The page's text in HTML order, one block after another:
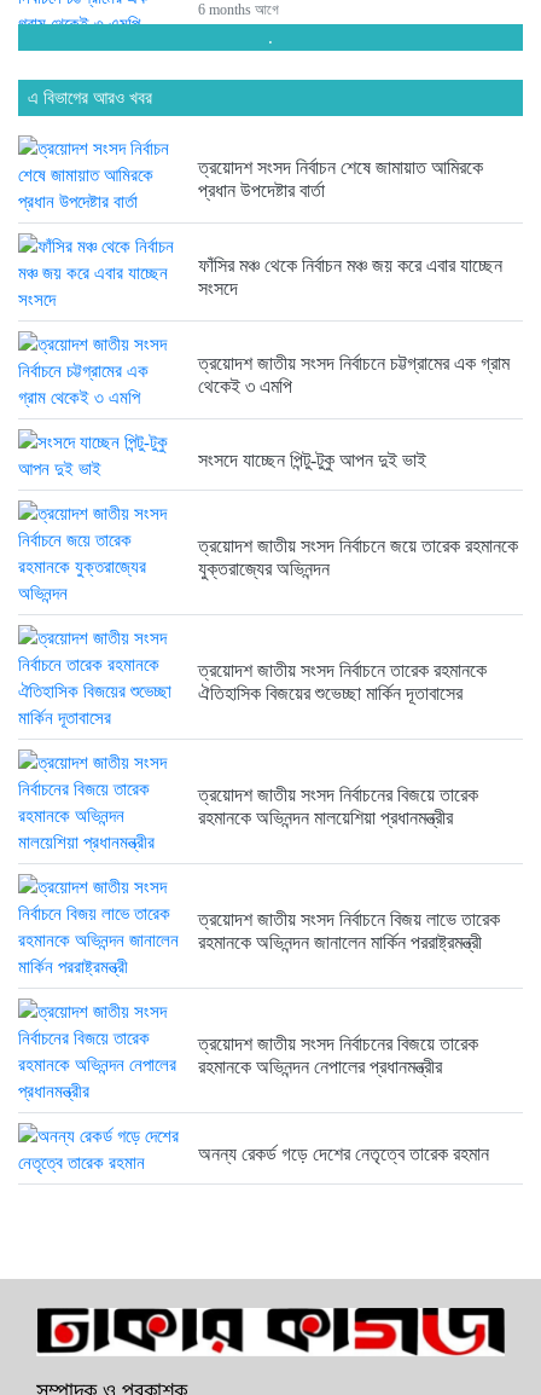
6 months আগে
ত্রয়োদশ জাতীয় সংসদ নির্বাচনে জয়ে...
6 months আগে
ত্রয়োদশ জাতীয় সংসদ নির্বাচনে তারেক...
6 months আগে
ত্রয়োদশ জাতীয় সংসদ নির্বাচনের বিজয়ে...
6 months আগে
ত্রয়োদশ জাতীয় সংসদ নির্বাচনে বিজয়...
6 months আগে
ত্রয়োদশ জাতীয় সংসদ নির্বাচনের বিজয়ে...
6 months আগে
.
এ বিভাগের আরও খবর
ত্রয়োদশ সংসদ নির্বাচন শেষে জামায়াত আমিরকে
প্রধান উপদেষ্টার বার্তা
ফাঁসির মঞ্চ থেকে নির্বাচন মঞ্চ জয় করে এবার যাচ্ছেন
সংসদে
ত্রয়োদশ জাতীয় সংসদ নির্বাচনে চট্টগ্রামের এক গ্রাম
থেকেই ৩ এমপি
সংসদে যাচ্ছেন পিন্টু-টুকু আপন দুই ভাই
ত্রয়োদশ জাতীয় সংসদ নির্বাচনে জয়ে তারেক রহমানকে
যুক্তরাজ্যের অভিনন্দন
ত্রয়োদশ জাতীয় সংসদ নির্বাচনে তারেক রহমানকে
ঐতিহাসিক বিজয়ের শুভেচ্ছা মার্কিন দূতাবাসের
ত্রয়োদশ জাতীয় সংসদ নির্বাচনের বিজয়ে তারেক
রহমানকে অভিনন্দন মালয়েশিয়া প্রধানমন্ত্রীর
ত্রয়োদশ জাতীয় সংসদ নির্বাচনে বিজয় লাভে তারেক
রহমানকে অভিনন্দন জানালেন মার্কিন পররাষ্ট্রমন্ত্রী
ত্রয়োদশ জাতীয় সংসদ নির্বাচনের বিজয়ে তারেক
রহমানকে অভিনন্দন নেপালের প্রধানমন্ত্রীর
অনন্য রেকর্ড গড়ে দেশের নেতৃত্বে তারেক রহমান